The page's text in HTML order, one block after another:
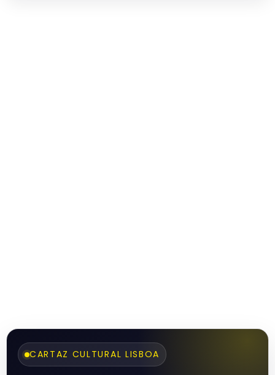
CARTAZ CULTURAL LISBOA